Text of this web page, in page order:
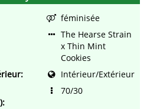
féminisée
The Hearse Strain
x Thin Mint
Cookies
Intérieur/Extérieur
70/30